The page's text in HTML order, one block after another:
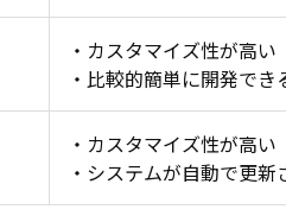
・カスタマイズ性が高い
・比較的簡単に開発でき
・カスタマイズ性が高い
・システムが自動で更新